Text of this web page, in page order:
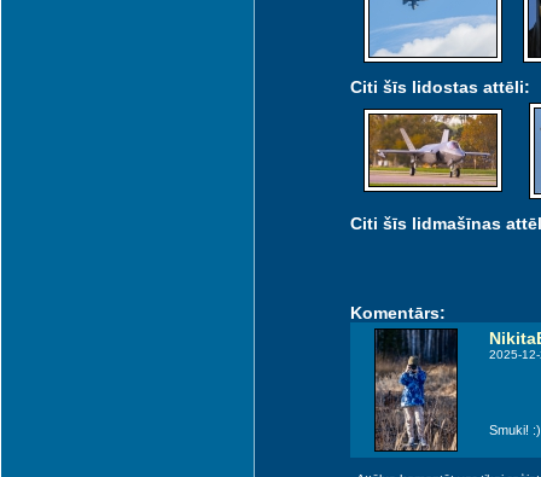
Citi šīs lidostas attēli:
Citi šīs lidmašīnas
Komentārs:
2025-
Smuki! :)